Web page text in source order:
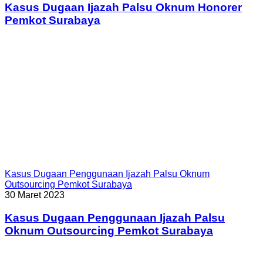
Kasus Dugaan Ijazah Palsu Oknum Honorer
Pemkot Surabaya
Kasus Dugaan Penggunaan Ijazah Palsu Oknum
Outsourcing Pemkot Surabaya
30 Maret 2023
Kasus Dugaan Penggunaan Ijazah Palsu
Oknum Outsourcing Pemkot Surabaya